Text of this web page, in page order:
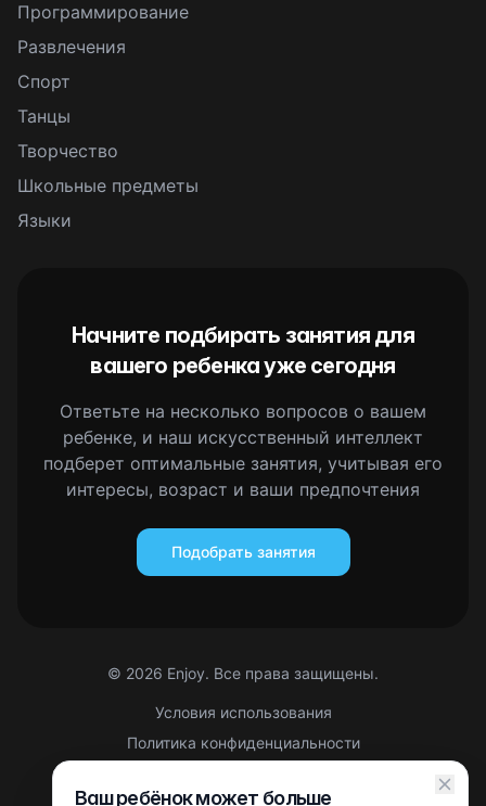
Программирование
Развлечения
Спорт
Танцы
Творчество
Школьные предметы
Языки
Начните подбирать занятия для
вашего ребенка уже сегодня
Ответьте на несколько вопросов о вашем
ребенке, и наш искусственный интеллект
подберет оптимальные занятия, учитывая его
интересы, возраст и ваши предпочтения
Подобрать занятия
© 2026 Enjoy. Все права защищены.
Условия использования
Политика конфиденциальности
Ваш ребёнок может больше